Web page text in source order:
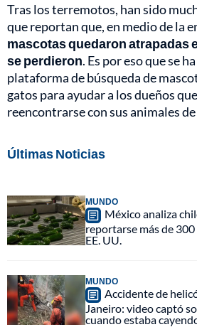
Tras los terremotos, han sido
que reportan que, en medio de la
mascotas quedaron atrapadas
se perdieron. Es por eso que se
plataforma de búsqueda de
gatos para ayudar a los dueños
reencontrarse con sus animales
Últimas Noticias
MUNDO
México analiza
reportarse más de
EE. UU.
MUNDO
Accidente de
Janeiro: video captó
cuando estaba